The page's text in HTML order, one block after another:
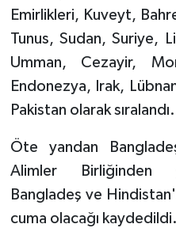
Emirlikleri, Kuveyt,
Tunus, Sudan, Suriye,
Umman, Cezayir,
Endonezya, Irak,
Pakistan olarak sıralandı.
Öte yandan
Alimler Birliğinden
Bangladeş ve
cuma olacağı kaydedildi.
Bingöl Müftülüğü
Bitlis Müftülüğü
Bolu Müftülüğü
Bursa Müftülüğü
Çanakkale Müftülüğü
Aile
Sağlık
Makaleler
Duyurular
Podcast